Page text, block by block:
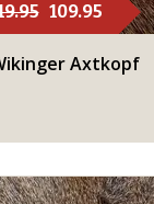
109.95
Axtkopf